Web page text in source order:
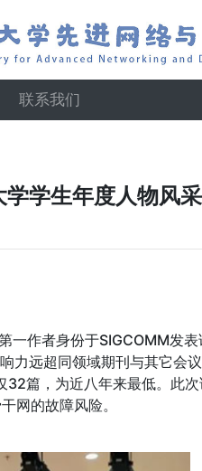
联系我们
学生年度人物风
作者身份于SIGCOMM发表
远超同领域期刊与其它会
篇，为近八年来最低。此
网的故障风险。